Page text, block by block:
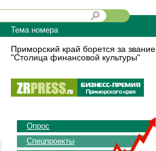
Тема номера
Приморский край борется за звание
"Столица финансовой культуры"
Опрос
Спецпроекты